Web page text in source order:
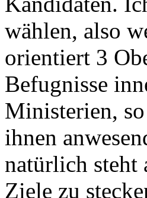
wählen, also
orientiert 3
Befugnisse
Ministerien,
ihnen
natürlich steht
Ziele zu